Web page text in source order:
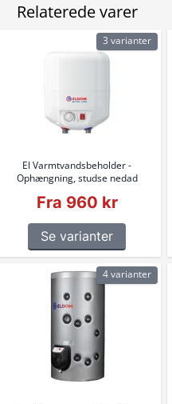
Relaterede varer
El Varmtvandsbeholder -
Ophængning, studse nedad
Fra 960 kr
Se varianter
3 varianter
4 varianter